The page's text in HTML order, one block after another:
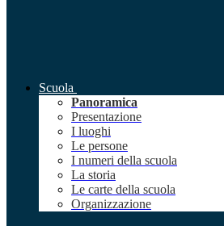
Scuola
Panoramica
Presentazione
I luoghi
Le persone
I numeri della scuola
La storia
Le carte della scuola
Organizzazione